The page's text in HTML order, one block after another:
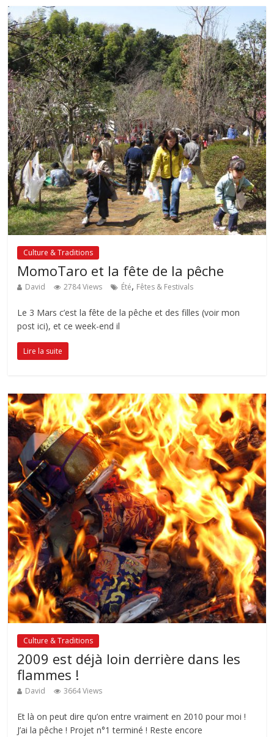
Culture & Traditions
MomoTaro et la fête de la pêche
David 2784 Views Été, Fêtes & Festivals
Le 3 Mars c’est la fête de la pêche et des filles (voir mon
post ici), et ce week-end il
Lire la suite
Culture & Traditions
2009 est déjà loin derrière dans les
flammes !
David 3664 Views
Et là on peut dire qu’on entre vraiment en 2010 pour moi !
J’ai la pêche ! Projet n°1 terminé ! Reste encore